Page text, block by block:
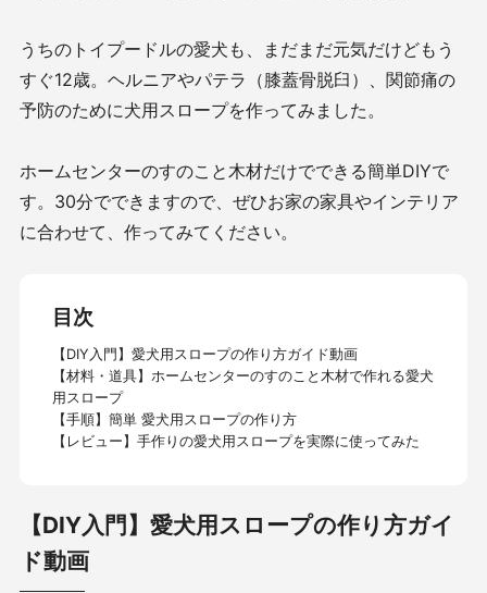
うちのトイプードルの愛犬も、まだまだ元気だけどもう
すぐ12歳。ヘルニアやパテラ（膝蓋骨脱臼）、関節痛の
予防のために犬用スロープを作ってみました。
ホームセンターのすのこと木材だけでできる簡単DIYで
す。30分でできますので、ぜひお家の家具やインテリア
に合わせて、作ってみてください。
目次
【DIY入門】愛犬用スロープの作り方ガイド動画
【材料・道具】ホームセンターのすのこと木材で作れる愛犬
用スロープ
【手順】簡単 愛犬用スロープの作り方
【レビュー】手作りの愛犬用スロープを実際に使ってみた
【DIY入門】愛犬用スロープの作り方ガイ
ド動画